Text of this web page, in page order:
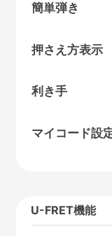
簡単弾き
押さえ方表示
利き手
マイコード設
U-FRET機能